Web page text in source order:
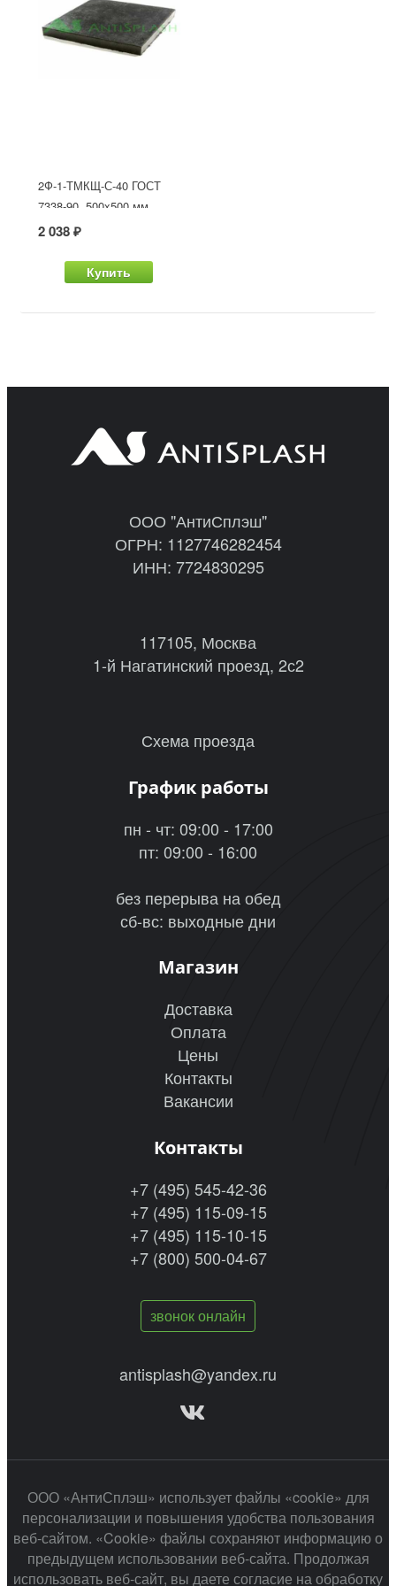
2Ф-1-ТМКЩ-С-40 ГОСТ
7338-90, 500x500 мм
2 038 ₽
Купить
ООО "АнтиСплэш"
ОГРН: 1127746282454
ИНН: 7724830295
117105, Москва
1-й Нагатинский проезд, 2с2
Схема проезда
График работы
пн - чт: 09:00 - 17:00
пт: 09:00 - 16:00
без перерыва на обед
сб-вс: выходные дни
Магазин
Доставка
Оплата
Цены
Контакты
Вакансии
Контакты
+7 (495) 545-42-36
+7 (495) 115-09-15
+7 (495) 115-10-15
+7 (800) 500-04-67
звонок онлайн
antisplash@yandex.ru
ООО «АнтиСплэш» использует файлы «cookie» для
персонализации и повышения удобства пользования
веб-сайтом. «Cookie» файлы сохраняют информацию о
предыдущем использовании веб-сайта. Продолжая
использовать веб-сайт, вы даете согласие на обработку